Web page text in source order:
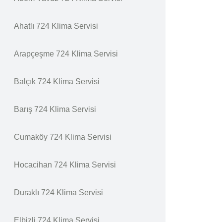
Ahatlı 724 Klima Servisi
Arapçeşme 724 Klima Servisi
Balçık 724 Klima Servisi
Barış 724 Klima Servisi
Cumaköy 724 Klima Servisi
Hocacihan 724 Klima Servisi
Duraklı 724 Klima Servisi
Elbizli 724 Klima Servisi